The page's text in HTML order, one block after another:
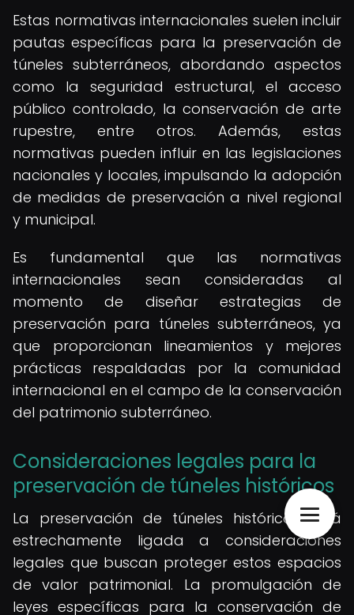
Estas normativas internacionales suelen incluir
pautas específicas para la preservación de
túneles subterráneos, abordando aspectos
como la seguridad estructural, el acceso
público controlado, la conservación de arte
rupestre, entre otros. Además, estas
normativas pueden influir en las legislaciones
nacionales y locales, impulsando la adopción
de medidas de preservación a nivel regional
y municipal.
Es fundamental que las normativas
internacionales sean consideradas al
momento de diseñar estrategias de
preservación para túneles subterráneos, ya
que proporcionan lineamientos y mejores
prácticas respaldadas por la comunidad
internacional en el campo de la conservación
del patrimonio subterráneo.
Consideraciones legales para la
preservación de túneles históricos
La preservación de túneles históricos está
estrechamente ligada a consideraciones
legales que buscan proteger estos espacios
de valor patrimonial. La promulgación de
leyes específicas para la conservación de